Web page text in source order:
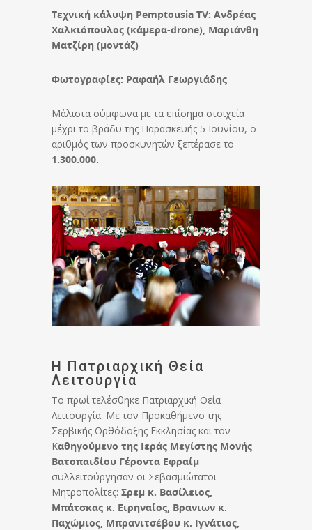
Τεχνική κάλυψη Pemptousia TV: Ανδρέας
Χαλκιόπουλος (κάμερα-drone), Μαριάνθη
Ματζίρη (μοντάζ)
Φωτογραφίες: Ραφαήλ Γεωργιάδης
Μάλιστα σύμφωνα με τα επίσημα στοιχεία
μέχρι το βράδυ της Παρασκευής 5 Ιουνίου, ο
αριθμός των προσκυνητών ξεπέρασε το
1.300.000.
Η Πατριαρχική Θεία
Λειτουργία
Το πρωί τελέσθηκε Πατριαρχική Θεία
Λειτουργία. Με τον Προκαθήμενο της
Σερβικής Ορθόδοξης Εκκλησίας και τον
Καθηγούμενο της Ιεράς Μεγίστης Μονής
Βατοπαιδίου Γέροντα Εφραίμ
συλλειτούργησαν οι Σεβασμιώτατοι
Μητροπολίτες: Σρεμ κ. Βασίλειος,
Μπάτσκας κ. Ειρηναίος, Βρανιων κ.
Παχώμιος, Μπρανιτσέβου κ. Ιγνάτιος,